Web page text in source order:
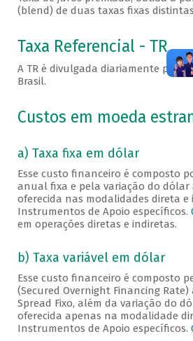
(blend) de duas taxas fixas
Taxa Referencial - TR
A TR é divulgada diariamente pelo
Brasil.
Custos em moeda
a) Taxa fixa em dólar
Esse custo financeiro é composto
anual fixa e pela variação do dólar
oferecida nas modalidades direta e
Instrumentos de Apoio específicos.
em operações diretas e indiretas.
b) Taxa variável em dólar
Esse custo financeiro é composto
(Secured Overnight Financing Rate)
Spread Fixo, além da variação do
oferecida apenas na modalidade
Instrumentos de Apoio específicos.